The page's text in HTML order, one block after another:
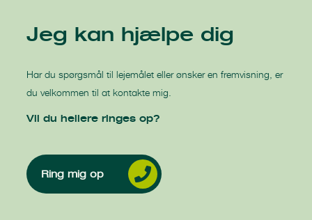
Jeg kan hjælpe dig
Har du spørgsmål til lejemålet eller ønsker en fremvisning, er
du velkommen til at kontakte mig.
Vil du hellere ringes op?
Ring mig op